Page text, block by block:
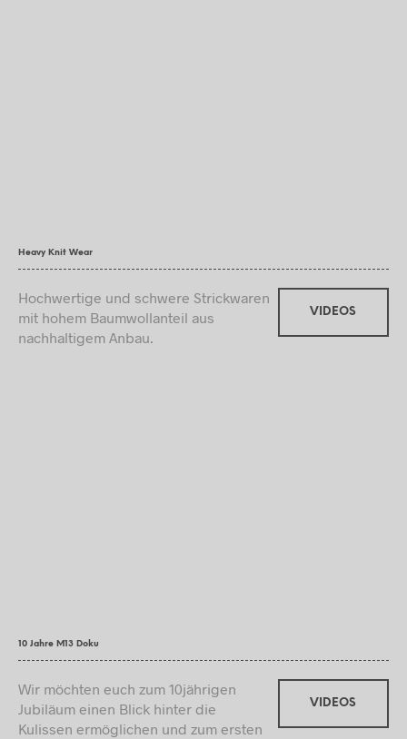
Heavy Knit Wear
Hochwertige und schwere Strickwaren
mit hohem Baumwollanteil aus
nachhaltigem Anbau.
VIDEOS
10 Jahre M13 Doku
Wir möchten euch zum 10jährigen
Jubiläum einen Blick hinter die
Kulissen ermöglichen und zum ersten
VIDEOS